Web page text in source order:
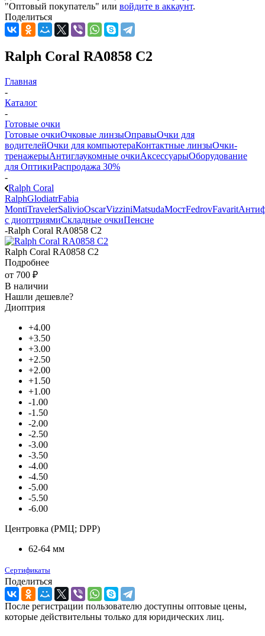
"Оптовый покупатель" или войдите в аккаунт.
Поделиться
Ralph Coral RA0858 C2
Главная
-
Каталог
-
Готовые очки
Готовые очкиОчковые линзыОправыОчки для
водителейОчки для компьютераКонтактные линзыОчки-
тренажерыАнтиглаукомные очкиАксессуарыОборудование
для ОптикиРаспродажа 30%
-
Ralph Coral
RalphGlodiatrFabia
MontiTravelerSalivioOscarVizziniMatsudaМостFedrovFavarit
с диоптриямиСкладные очкиПенсне
-Ralph Coral RA0858 C2
Ralph Coral RA0858 C2
Подробнее
от 700 ₽
В наличии
Нашли дешевле?
Диоптрия
+4.00
+3.50
+3.00
+2.50
+2.00
+1.50
+1.00
-1.00
-1.50
-2.00
-2.50
-3.00
-3.50
-4.00
-4.50
-5.00
-5.50
-6.00
Центровка (РМЦ; DPP)
62-64 мм
Сертификаты
Поделиться
После регистрации пользователю доступны оптовые цены,
которые действительны только для юридических лиц.